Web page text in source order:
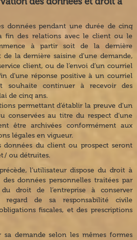
données pendant une durée de cinq
fin des relations avec le client ou le
à partir soit de la dernière
la dernière saisine d’une demande,
client, ou de l’envoi d’un courriel
d’une réponse positive à un courriel
souhaite continuer à recevoir des
de cinq ans.
permettant d’établir la preuve d’un
conservées au titre du respect d’une
être archivées conformément aux
légales en vigueur.
données du client ou prospect seront
/ ou détruites.
l’utilisateur dispose du droit à
des données personnelles traitées par
du droit de l’entreprise à conserver
regard de sa responsabilité civile
fiscales, et des prescriptions
sa demande selon les mêmes formes